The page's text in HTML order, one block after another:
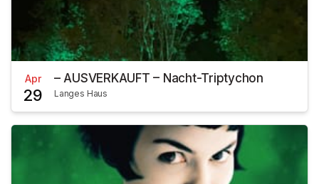
Apr
29
– AUSVERKAUFT – Nacht-Triptychon
Langes Haus